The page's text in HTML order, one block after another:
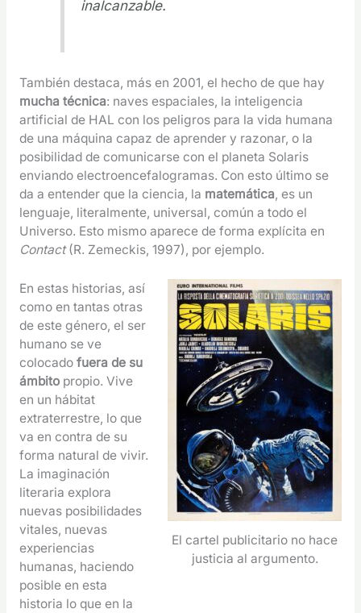
inalcanzable.
También destaca, más en 2001, el hecho de que hay
mucha técnica: naves espaciales, la inteligencia
artificial de HAL con los peligros para la vida humana
de una máquina capaz de aprender y razonar, o la
posibilidad de comunicarse con el planeta Solaris
enviando electroencefalogramas. Con esto último se
da a entender que la ciencia, la matemática, es un
lenguaje, literalmente, universal, común a todo el
Universo. Esto mismo aparece de forma explícita en
Contact(R. Zemeckis, 1997), por ejemplo.
El cartel publicitario no hace
justicia al argumento.
En estas historias, así
como en tantas otras
de este género, el ser
humano se ve
colocado fuera de su
ámbitopropio. Vive
en un hábitat
extraterrestre, lo que
va en contra de su
forma natural de vivir.
La imaginación
literaria explora
nuevas posibilidades
vitales, nuevas
experiencias
humanas, haciendo
posible en esta
historia lo que en la